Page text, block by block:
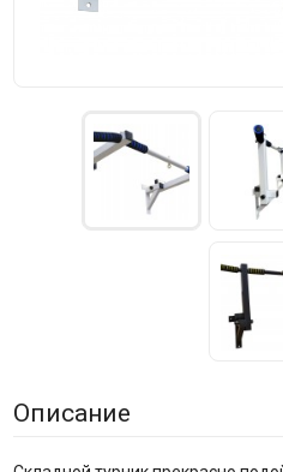
Описание